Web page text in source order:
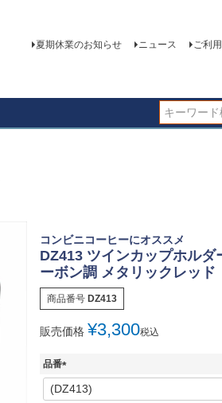
夏期休業のお知らせ ニュース ご利
コンビニコーヒーにオススメ
DZ413 ツインカップホルダ
ーボン調 メタリックレッド
商品番号 DZ413
販売価格 ¥3,300税込
品番
(
必